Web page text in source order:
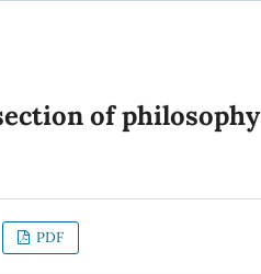
of philosophy
PDF